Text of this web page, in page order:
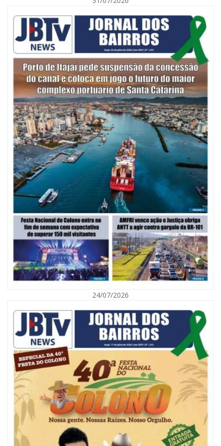
Itajaí avança na implantação do Método Wolbachia para o combate à
ITAPEMA
05/08/2026 | 07:00
Viva Praia terá edição especial de Dia dos Pais com atrações para toda a
NAVEGANTES
24/07/2026